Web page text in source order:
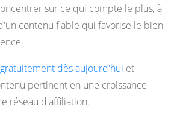
sur ce qui compte le plus, à
contenu fiable qui favorise le bien-
dès aujourd'hui et
pertinent en une croissance
réseau d'affiliation.